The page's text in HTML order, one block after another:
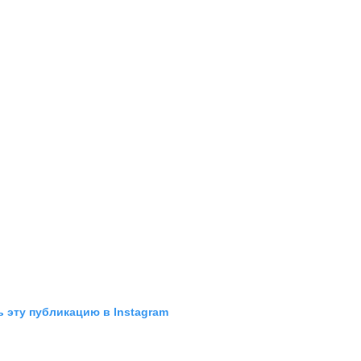
эту публикацию в Instagram